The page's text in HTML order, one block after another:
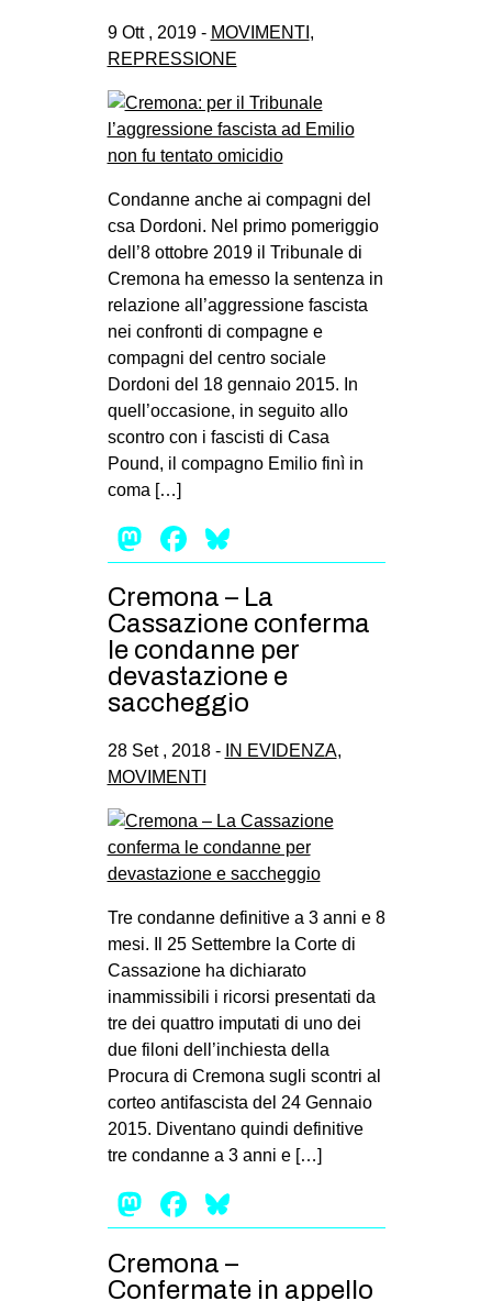
9 Ott , 2019 - MOVIMENTI ,
REPRESSIONE
Condanne anche ai compagni del
csa Dordoni. Nel primo pomeriggio
dell’8 ottobre 2019 il Tribunale di
Cremona ha emesso la sentenza in
relazione all’aggressione fascista
nei confronti di compagne e
compagni del centro sociale
Dordoni del 18 gennaio 2015. In
quell’occasione, in seguito allo
scontro con i fascisti di Casa
Pound, il compagno Emilio finì in
coma […]
Mastodon
Facebook
Cremona – La
Cassazione conferma
le condanne per
devastazione e
saccheggio
28 Set , 2018 - IN EVIDENZA,
MOVIMENTI
Tre condanne definitive a 3 anni e 8
mesi. Il 25 Settembre la Corte di
Cassazione ha dichiarato
inammissibili i ricorsi presentati da
tre dei quattro imputati di uno dei
due filoni dell’inchiesta della
Procura di Cremona sugli scontri al
corteo antifascista del 24 Gennaio
2015. Diventano quindi definitive
tre condanne a 3 anni e […]
Mastodon
Facebook
Cremona –
Confermate in appello